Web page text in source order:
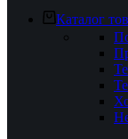
Каталог